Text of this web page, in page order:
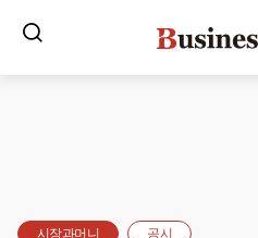
시장과머니 공시